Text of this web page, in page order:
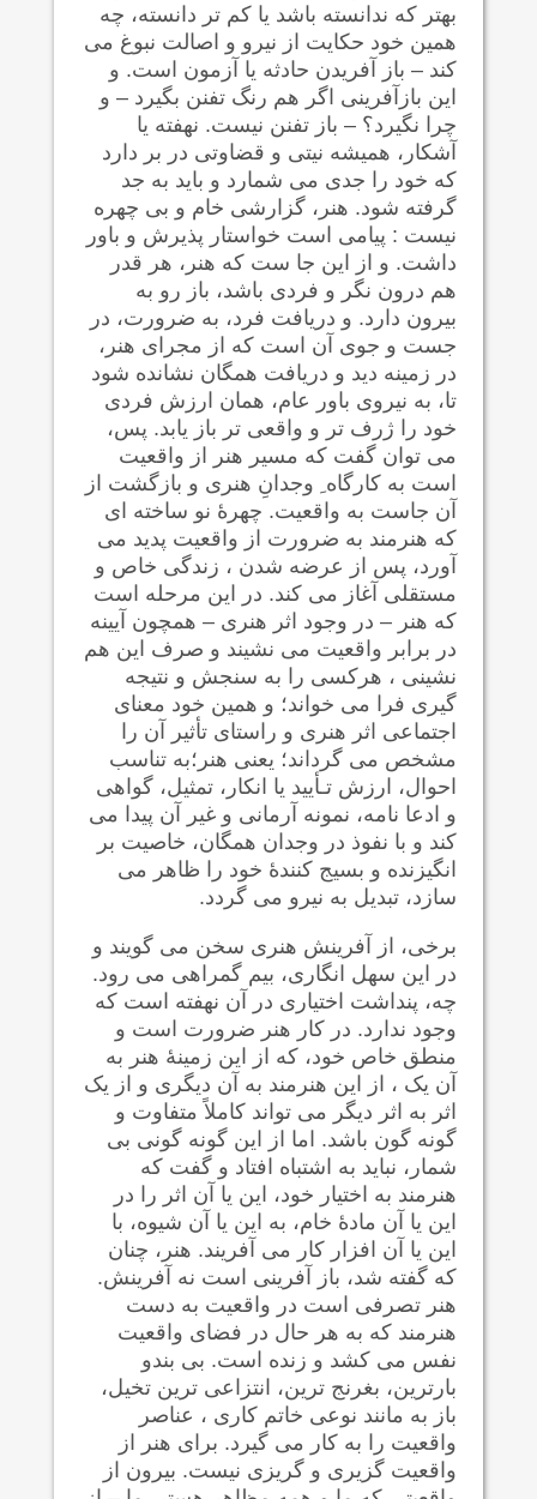
بهتر که ندانسته باشد یا کم تر دانسته، چه
همین خود حکایت از نیرو و اصالت نبوغ می
کند – باز آفریدن حادثه یا آزمون است. و
این بازآفرینی اگر هم رنگ تفنن بگیرد – و
چرا نگیرد؟ – باز تفنن نیست. نهفته یا
آشکار، همیشه نیتی و قضاوتی در بر دارد
که خود را جدی می شمارد و باید به جد
گرفته شود. هنر، گزارشی خام و بی چهره
نیست : پیامی است خواستار پذیرش و باور
داشت. و از این جا ست که هنر، هر قدر
هم درون نگر و فردی باشد، باز رو به
بیرون دارد. و دریافت فرد، به ضرورت، در
جست و جوی آن است که از مجرای هنر،
در زمینه دید و دریافت همگان نشانده شود
تا، به نیروی باور عام، همان ارزش فردی
خود را ژرف تر و واقعی تر باز یابد. پس،
می توان گفت که مسیر هنر از واقعیت
است به کارگاه ِ وجدانِ هنری و بازگشت از
آن جاست به واقعیت. چهرۀ نو ساخته ای
که هنرمند به ضرورت از واقعیت پدید می
آورد، پس از عرضه شدن ، زندگی خاص و
مستقلی آغاز می کند. در این مرحله است
که هنر – در وجود اثر هنری – همچون آیینه
در برابر واقعیت می نشیند و صرف این هم
نشینی ، هرکسی را به سنجش و نتیجه
گیری فرا می خواند؛ و همین خود معنای
اجتماعی اثر هنری و راستای تأثیر آن را
مشخص می گرداند؛ یعنی هنر؛به تناسب
احوال، ارزش تـأیید یا انکار، تمثیل، گواهی
و ادعا نامه، نمونه آرمانی و غیر آن پیدا می
کند و با نفوذ در وجدان همگان، خاصیت بر
انگیزنده و بسیج کنندۀ خود را ظاهر می
سازد، تبدیل به نیرو می گردد.
برخی، از آفرینش هنری سخن می گویند و
در این سهل انگاری، بیم گمراهی می رود.
چه، پنداشت اختیاری در آن نهفته است که
وجود ندارد. در کار هنر ضرورت است و
منطق خاص خود، که از این زمینۀ هنر به
آن یک ، از این هنرمند به آن دیگری و از یک
اثر به اثر دیگر می تواند کاملاً متفاوت و
گونه گون باشد. اما از این گونه گونی بی
شمار، نباید به اشتباه افتاد و گفت که
هنرمند به اختیار خود، این یا آن اثر را در
این یا آن مادۀ خام، به این یا آن شیوه، با
این یا آن افزار کار می آفریند. هنر، چنان
که گفته شد، باز آفرینی است نه آفرینش.
هنر تصرفی است در واقعیت به دست
هنرمند که به هر حال در فضای واقعیت
نفس می کشد و زنده است. بی بندو
بارترین، بغرنج ترین، انتزاعی ترین تخیل،
باز به مانند نوعی خاتم کاری ، عناصر
واقعیت را به کار می گیرد. برای هنر از
واقعیت گزیری و گریزی نیست. بیرون از